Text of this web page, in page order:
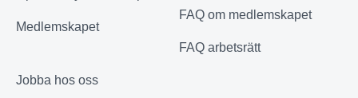
Medlemskapet
FAQ om medlemskapet
FAQ arbetsrätt
Jobba hos oss